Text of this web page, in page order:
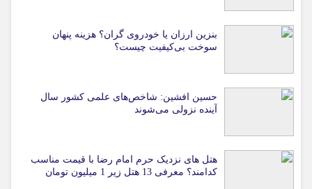
بنزین ارزان یا خودروی گران؟ هزینه پنهان
سوخت بی‌کیفیت چیست؟
حسین افشین: شاخص‌های علمی کشور سال
آینده نزولی می‌شوند
هتل های نزدیک حرم امام رضا با قیمت مناسب
کدامند؟ معرفی 13 هتل زیر 1 میلیون تومان